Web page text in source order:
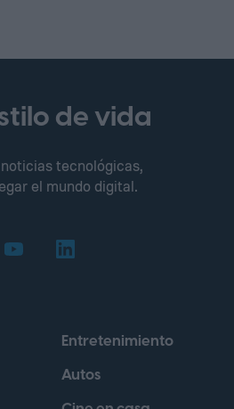
de vida
tecnológicas,
el mundo digital.
Entretenimiento
Autos